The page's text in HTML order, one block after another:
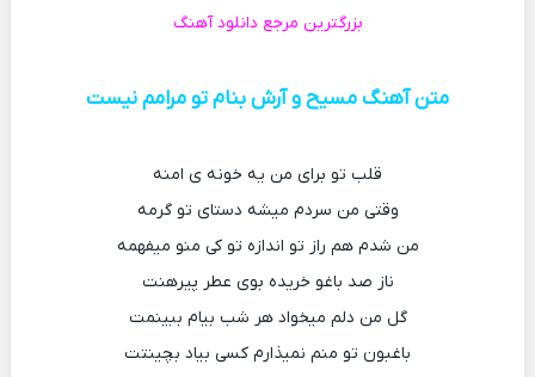
بزرگترین مرجع دانلود آهنگ
متن آهنگ مسیح و آرش بنام تو مرامم نیست
قلب تو برای من یه خونه ی امنه
وقتی من سردم میشه دستای تو گرمه
من شدم هم راز تو اندازه تو کی منو میفهمه
ناز صد باغو خریده بوی عطر پیرهنت
گل من دلم میخواد هر شب بیام ببینمت
باغبون تو منم نمیذارم کسی بیاد بچینتت